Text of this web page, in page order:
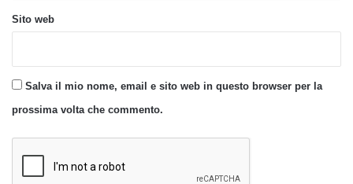
Sito web
Salva il mio nome, email e sito web in questo browser per la
prossima volta che commento.